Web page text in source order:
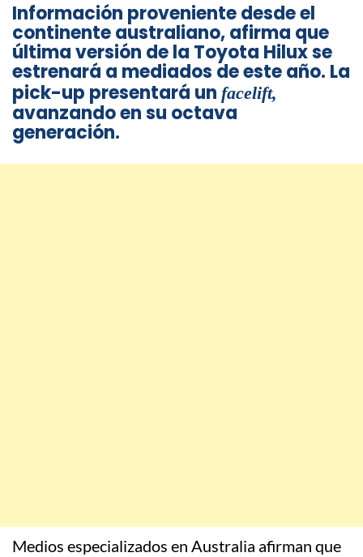
Información proveniente desde el
continente australiano, afirma que
última versión de la Toyota Hilux se
estrenará a mediados de este año. La
pick-up presentará un facelift,
avanzando en su octava
generación.
Medios especializados en Australia afirman que